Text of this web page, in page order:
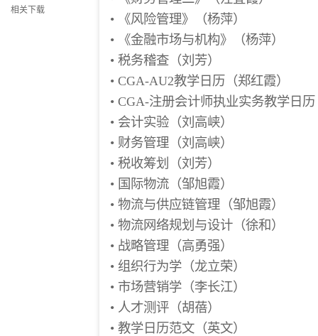
相关下载
•
《风险管理》（杨萍）
•
《金融市场与机构》（杨萍）
• 税务稽查（刘芳）
• CGA-AU2教学日历（郑红霞）
• CGA-注册会计师执业实务教学日
• 会计实验（刘高峡）
• 财务管理（刘高峡）
• 税收筹划（刘芳）
• 国际物流（邹旭霞）
• 物流与供应链管理（邹旭霞）
• 物流网络规划与设计（徐和）
• 战略管理（高勇强）
• 组织行为学（龙立荣）
• 市场营销学（李长江）
• 人才测评（胡蓓）
• 教学日历范文（英文）